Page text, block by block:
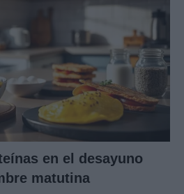
en el desayuno
matutina